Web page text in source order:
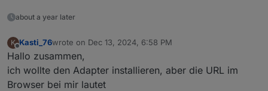
about a year later
K
Offline
Kasti_76wrote on Dec 13, 2024, 6:58 PM
last edited by
Hallo zusammen,
ich wollte den Adapter installieren, aber die URL im
Browser bei mir lautet